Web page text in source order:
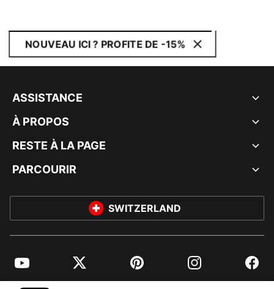
NOUVEAU ICI ? PROFITE DE -15%
ASSISTANCE
À PROPOS
RESTE À LA PAGE
PARCOURIR
SWITZERLAND
YouTube Twitter Pinterest Instagram